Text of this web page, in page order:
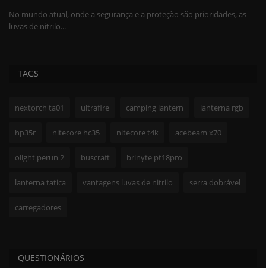
No mundo atual, onde a segurança e a proteção são prioridades, as
luvas de nitrilo...
TAGS
nextorch ta01 ultrafire camping lantern lanterna rgb
hp35r nitecore hc35 nitecore t4k acebeam x70
olight perun 2 buscraft brinyte pt18pro
lanterna tatica vantagens luvas de nitrilo serra dobrável
carregadores
QUESTIONÁRIOS